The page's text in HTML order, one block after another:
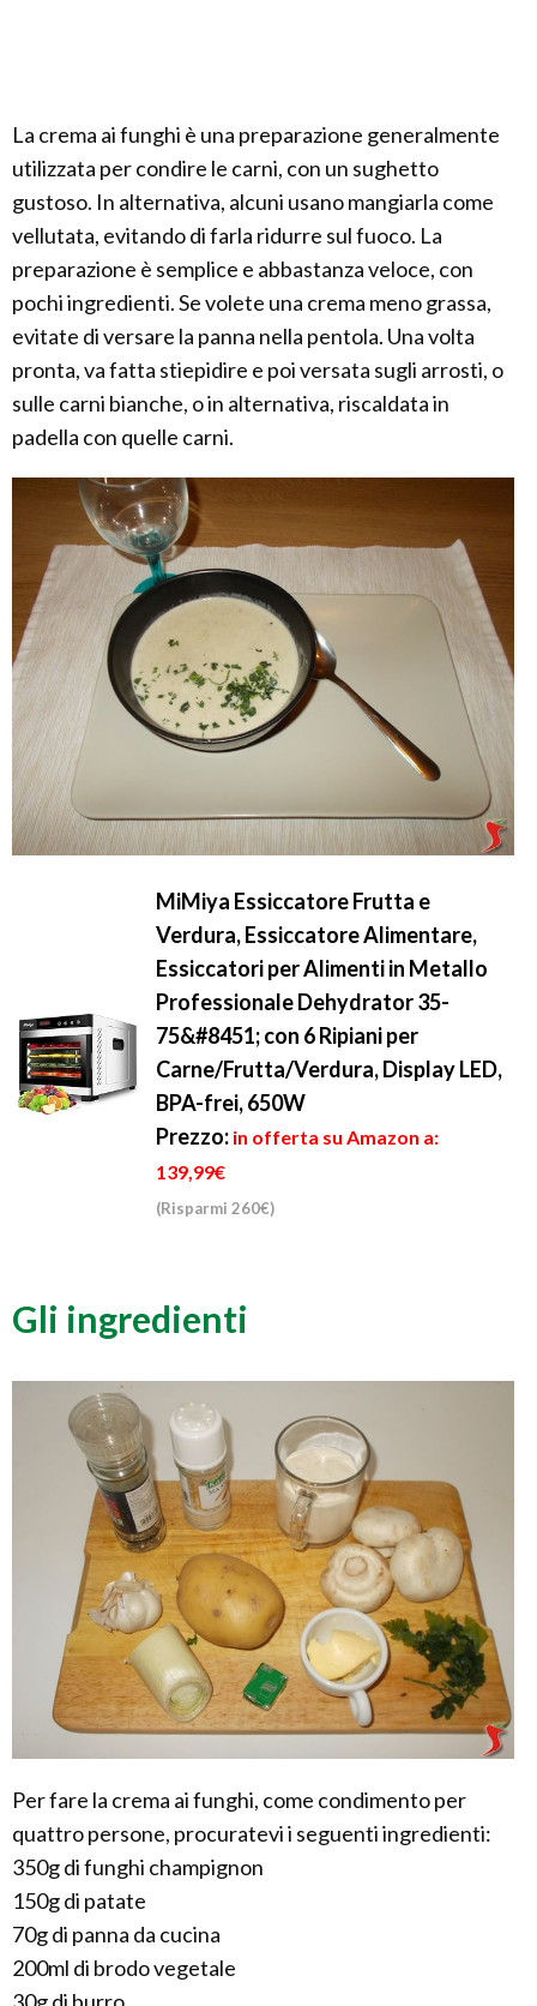
La crema ai funghi è una preparazione generalmente
utilizzata per condire le carni, con un sughetto
gustoso. In alternativa, alcuni usano mangiarla come
vellutata, evitando di farla ridurre sul fuoco. La
preparazione è semplice e abbastanza veloce, con
pochi ingredienti. Se volete una crema meno grassa,
evitate di versare la panna nella pentola. Una volta
pronta, va fatta stiepidire e poi versata sugli arrosti, o
sulle carni bianche, o in alternativa, riscaldata in
padella con quelle carni.
MiMiya Essiccatore Frutta e
Verdura, Essiccatore Alimentare,
Essiccatori per Alimenti in Metallo
Professionale Dehydrator 35-
75&#8451; con 6 Ripiani per
Carne/Frutta/Verdura, Display LED,
BPA-frei, 650W
Prezzo: in offerta su Amazon a:
139,99€
(Risparmi 260€)
Gli ingredienti
Per fare la crema ai funghi, come condimento per
quattro persone, procuratevi i seguenti ingredienti:
350g di funghi champignon
150g di patate
70g di panna da cucina
200ml di brodo vegetale